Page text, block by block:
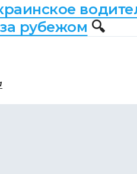
рубежом 🔍